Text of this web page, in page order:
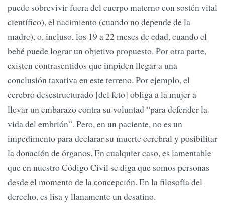
puede sobrevivir fuera del cuerpo materno con sostén vital
científico), el nacimiento (cuando no depende de la
madre), o, incluso, los 19 a 22 meses de edad, cuando el
bebé puede lograr un objetivo propuesto. Por otra parte,
existen contrasentidos que impiden llegar a una
conclusión taxativa en este terreno. Por ejemplo, el
cerebro desestructurado [del feto] obliga a la mujer a
llevar un embarazo contra su voluntad “para defender la
vida del embrión”. Pero, en un paciente, no es un
impedimento para declarar su muerte cerebral y posibilitar
la donación de órganos. En cualquier caso, es lamentable
que en nuestro Código Civil se diga que somos personas
desde el momento de la concepción. En la filosofía del
derecho, es lisa y llanamente un desatino.